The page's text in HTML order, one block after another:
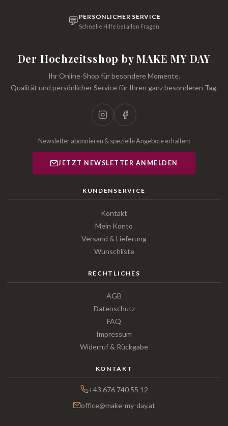
💬 PERSÖNLICHER SERVICE
Schnelle Hilfe bei allen Fragen
Der Hochzeitsshop by MAKE MY DAY
Ihr Online-Shop für besondere Momente.
Qualität und persönlicher Service für Ihren ganz besonderen Tag.
Newsletter abonnieren & spezielle Angebote erhalten:
JETZT NEWSLETTER ANMELDEN
KUNDENSERVICE
Kontakt
Mein Konto
Versand & Lieferung
Wunschliste
RECHTLICHES
AGB
Datenschutz
FAQ
Impressum
Widerruf & Rückgabe
KONTAKT
+43 676 740 55 12
office@make-my-day.at